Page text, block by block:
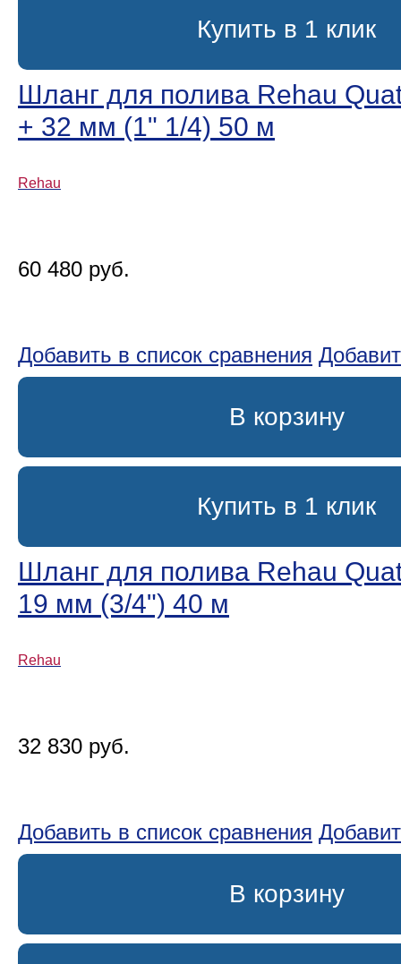
Купить в 1 клик
Шланг для полива Rehau
+ 32 мм (1ʺ 1/4) 50 м
Rehau
60 480 руб.
Добавить в список сравнения
В корзину
Купить в 1 клик
Шланг для полива Rehau
19 мм (3/4ʺ) 40 м
Rehau
32 830 руб.
Добавить в список сравнения
В корзину